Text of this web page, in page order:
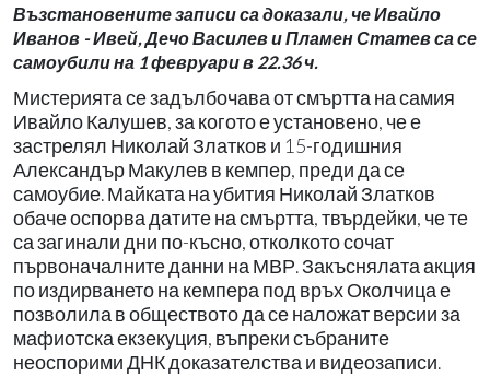
Възстановените записи са доказали, че Ивайло
Иванов - Ивей, Дечо Василев и Пламен Статев са се
самоубили на 1 февруари в 22.36 ч.
Мистерията се задълбочава от смъртта на самия
Ивайло Калушев, за когото е установено, че е
застрелял Николай Златков и 15-годишния
Александър Макулев в кемпер, преди да се
самоубие. Майката на убития Николай Златков
обаче оспорва датите на смъртта, твърдейки, че те
са загинали дни по-късно, отколкото сочат
първоначалните данни на МВР. Закъснялата акция
по издирването на кемпера под връх Околчица е
позволила в обществото да се наложат версии за
мафиотска екзекуция, въпреки събраните
неоспорими ДНК доказателства и видеозаписи.